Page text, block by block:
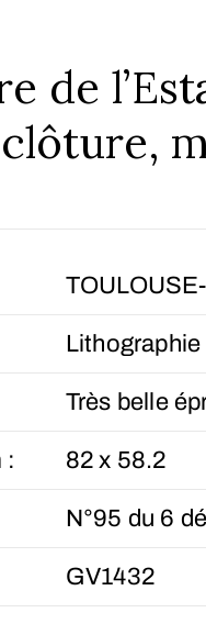
de
Lithographie
Très belle
: 82 x 58.2
N°95 du 6
GV1432